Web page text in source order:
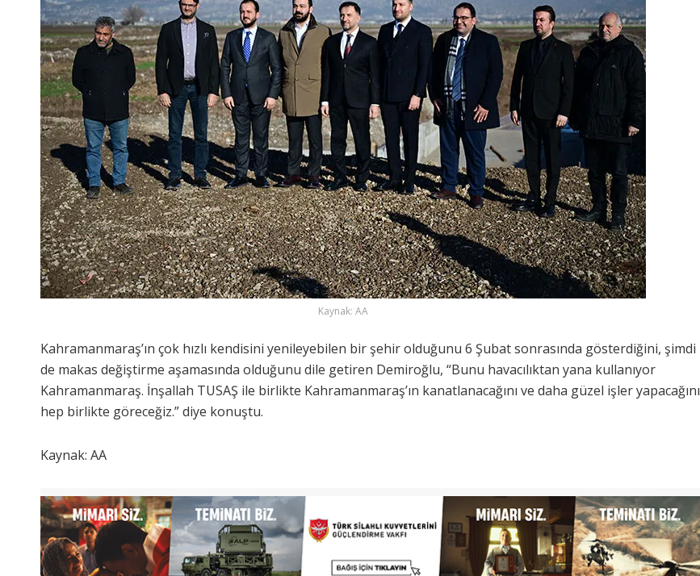
Kaynak: AA
Kahramanmaraş’ın çok hızlı kendisini yenileyebilen bir şehir olduğunu 6 Şubat sonrasında gösterdiğini, şimdi
de makas değiştirme aşamasında olduğunu dile getiren Demiroğlu, “Bunu havacılıktan yana kullanıyor
Kahramanmaraş. İnşallah TUSAŞ ile birlikte Kahramanmaraş’ın kanatlanacağını ve daha güzel işler yapacağını
hep birlikte göreceğiz.” diye konuştu.
Kaynak: AA